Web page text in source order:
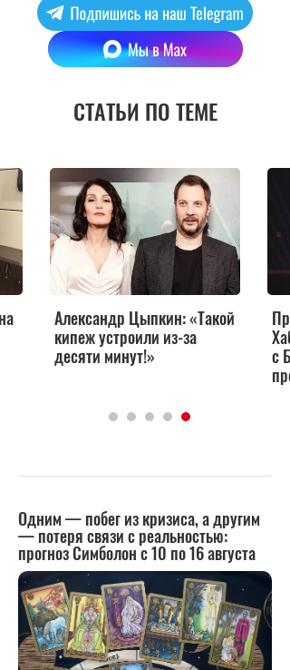
СТАТЬИ ПО ТЕМЕ
Александр Цыпкин: «Такой
кипеж устроили из-за
десяти минут!»
с